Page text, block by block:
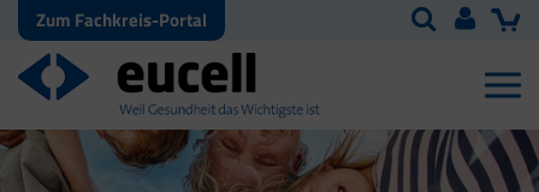
Zum Fachkreis-Portal